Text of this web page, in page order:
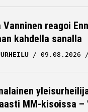
Vanninen reagoi
kahdella sanalla
09.08.2026
MM-kisoissa –